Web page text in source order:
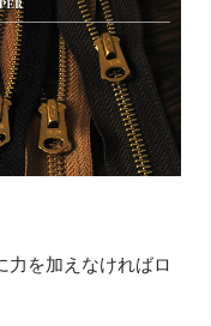
力を加えなければロ